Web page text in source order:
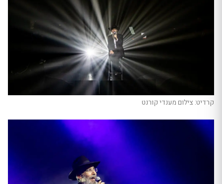
קרדיט: צילום מענדי קורנט